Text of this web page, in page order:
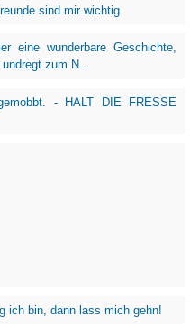
sind mir wichtig
eine wunderbare Geschichte,
zum N...
- HALT DIE FRESSE
ich bin, dann lass mich gehn!